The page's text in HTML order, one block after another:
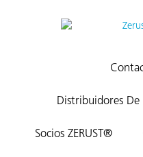
Distribuidores De
Socios ZERUST®